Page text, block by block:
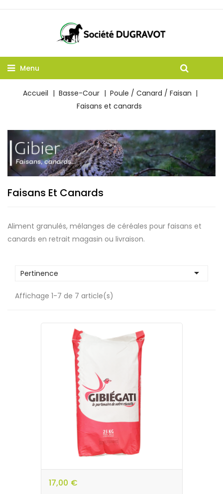
Menu
Accueil Basse-Cour
Poule / Canard / Faisan
Faisans et canards
Faisans Et Canards
Aliment granulés, mélanges de céréales pour faisans et
canards en retrait magasin ou livraison.
Pertinence 
Affichage 1-7 de 7 article(s)
17,00 €